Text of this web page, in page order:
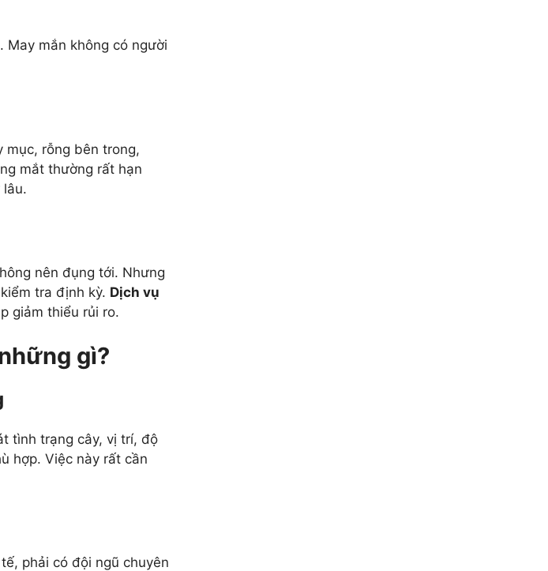
mắn không có người
mục, rỗng bên trong,
mắt thường rất hạn
nên đụng tới. Nhưng
tra định kỳ. Dịch vụ
giảm thiểu rủi ro.
gì?
tình trạng cây, vị trí, độ
hợp. Việc này rất cần
phải có đội ngũ chuyên